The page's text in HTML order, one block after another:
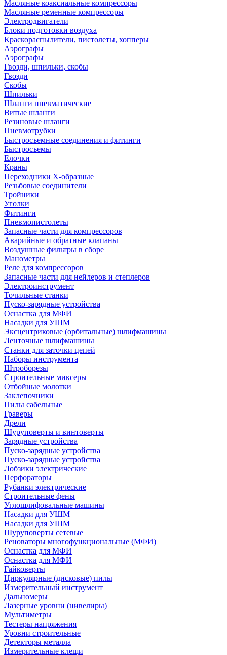
Масляные коаксиальные компрессоры
Масляные ременные компрессоры
Электродвигатели
Блоки подготовки воздуха
Краскораспылители, пистолеты, хопперы
Аэрографы
Аэрографы
Гвозди, шпильки, скобы
Гвозди
Скобы
Шпильки
Шланги пневматические
Витые шланги
Резиновые шланги
Пневмотрубки
Быстросъемные соединения и фитинги
Быстросъемы
Елочки
Краны
Переходники Х-образные
Резьбовые соединители
Тройники
Уголки
Фитинги
Пневмопистолеты
Запасные части для компрессоров
Аварийные и обратные клапаны
Воздушные фильтры в сборе
Манометры
Реле для компрессоров
Запасные части для нейлеров и степлеров
Электроинструмент
Точильные станки
Пуско-зарядные устройства
Оснастка для МФИ
Насадки для УШМ
Эксцентриковые (орбитальные) шлифмашины
Ленточные шлифмашины
Станки для заточки цепей
Наборы инструмента
Штроборезы
Строительные миксеры
Отбойные молотки
Заклепочники
Пилы сабельные
Граверы
Дрели
Шуруповерты и винтоверты
Зарядные устройства
Пуско-зарядные устройства
Пуско-зарядные устройства
Лобзики электрические
Перфораторы
Рубанки электрические
Строительные фены
Углошлифовальные машины
Насадки для УШМ
Насадки для УШМ
Шуруповерты сетевые
Реноваторы многофункциональные (МФИ)
Оснастка для МФИ
Оснастка для МФИ
Гайковерты
Циркулярные (дисковые) пилы
Измерительный инструмент
Дальномеры
Лазерные уровни (нивелиры)
Мультиметры
Тестеры напряжения
Уровни строительные
Детекторы металла
Измерительные клещи